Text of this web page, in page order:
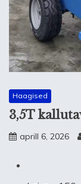
Haagised
3,5T
aprill 6, 2026